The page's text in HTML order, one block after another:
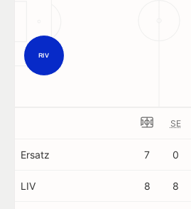
RIV
SE
Ersatz 7 0
LIV 8 8